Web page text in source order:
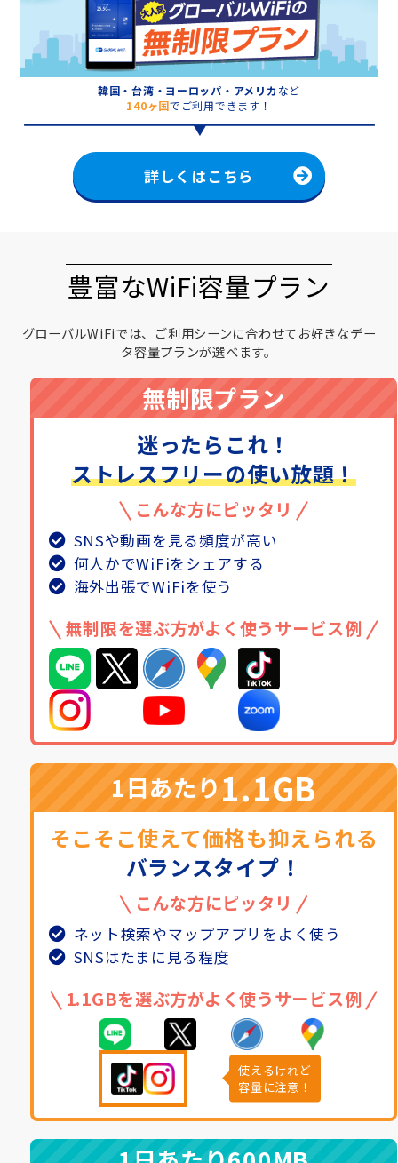
韓国・台湾・ヨーロッパ・アメリカ など
140ヶ国でご利用できます！
詳しくはこちら
豊富なWiFi容量プラン
グローバルWiFiでは、ご利用シーンに合わせてお好きなデー
タ容量プランが選べます。
無制限プラン
迷ったらこれ！
ストレスフリーの使い放題！
こんな方にピッタリ
SNSや動画を見る頻度が高い
何人かでWiFiをシェアする
海外出張でWiFiを使う
無制限を選ぶ方がよく使うサービス例
1日あたり1.1GB
そこそこ使えて価格も抑えられる
バランスタイプ！
こんな方にピッタリ
ネット検索やマップアプリをよく使う
SNSはたまに見る程度
1.1GBを選ぶ方がよく使うサービス例
使えるけれど
容量に注意！